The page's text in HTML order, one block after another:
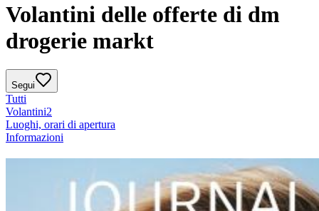
Volantini delle offerte di dm
drogerie markt
Segui
Tutti
Volantini2
Luoghi, orari di apertura
Informazioni